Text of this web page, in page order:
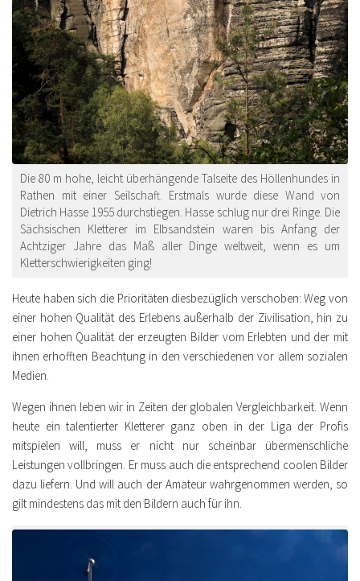
Die 80 m hohe, leicht überhängende Talseite des Höllenhundes in
Rathen mit einer Seilschaft. Erstmals wurde diese Wand von
Dietrich Hasse 1955 durchstiegen. Hasse schlug nur drei Ringe. Die
Sächsischen Kletterer im Elbsandstein waren bis Anfang der
Achtziger Jahre das Maß aller Dinge weltweit, wenn es um
Kletterschwierigkeiten ging!
Heute haben sich die Prioritäten diesbezüglich verschoben: Weg von
einer hohen Qualität des Erlebens außerhalb der Zivilisation, hin zu
einer hohen Qualität der erzeugten Bilder vom Erlebten und der mit
ihnen erhofften Beachtung in den verschiedenen vor allem sozialen
Medien.
Wegen ihnen leben wir in Zeiten der globalen Vergleichbarkeit. Wenn
heute ein talentierter Kletterer ganz oben in der Liga der Profis
mitspielen will, muss er nicht nur scheinbar übermenschliche
Leistungen vollbringen. Er muss auch die entsprechend coolen Bilder
dazu liefern. Und will auch der Amateur wahrgenommen werden, so
gilt mindestens das mit den Bildern auch für ihn.